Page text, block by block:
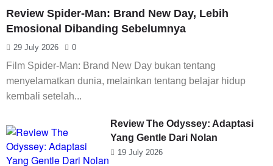
Review Spider-Man: Brand New Day, Lebih
Emosional Dibanding Sebelumnya
29 July 2026 0
Film Spider-Man: Brand New Day bukan tentang
menyelamatkan dunia, melainkan tentang belajar hidup
kembali setelah...
Review The Odyssey: Adaptasi
Yang Gentle Dari Nolan
19 July 2026